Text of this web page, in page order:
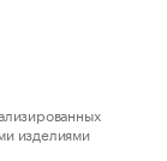
изделиями